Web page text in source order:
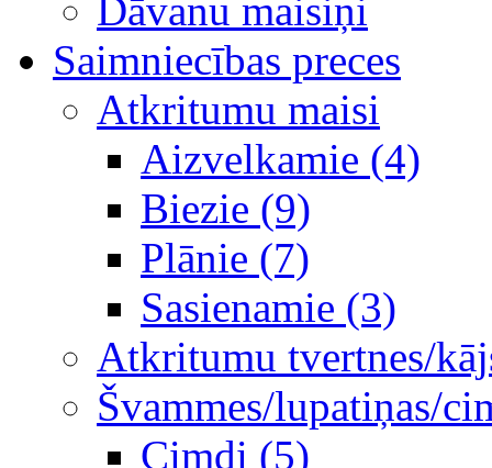
Dāvanu maisiņi
Saimniecības preces
Atkritumu maisi
Aizvelkamie (4)
Biezie (9)
Plānie (7)
Sasienamie (3)
Atkritumu tvertnes/
Švammes/lupatiņas/
Cimdi (5)